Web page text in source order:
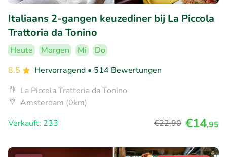
Italiaans 2-gangen keuzediner bij La Piccola
Trattoria da Tonino
Heute Morgen Mi
Do
8.5
Hervorragend • 514 Bewertungen
La Piccola Trattoria da Tonino
Amsterdam (0km)
Verkauft: 233
€22,90 €14,95